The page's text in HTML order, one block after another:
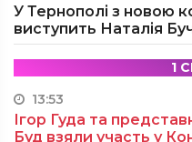
У Тернополі з новою
виступить Наталія
1
13:53
Ігор Гуда та
Буд взяли участь у